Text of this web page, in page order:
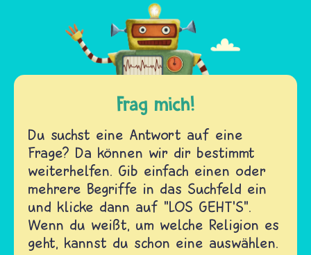
Frag mich!
Du suchst eine Antwort auf eine
Frage? Da können wir dir bestimmt
weiterhelfen. Gib einfach einen oder
mehrere Begriffe in das Suchfeld ein
und klicke dann auf "LOS GEHT'S".
Wenn du weißt, um welche Religion es
geht, kannst du schon eine auswählen.